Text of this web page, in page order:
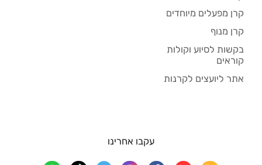
קרן מפעלים מיוחדים
קרן מנוף
בקשות לסיוע וקולות
קוראים
אתר ליועצים לקרנות
עקבו אחרינו